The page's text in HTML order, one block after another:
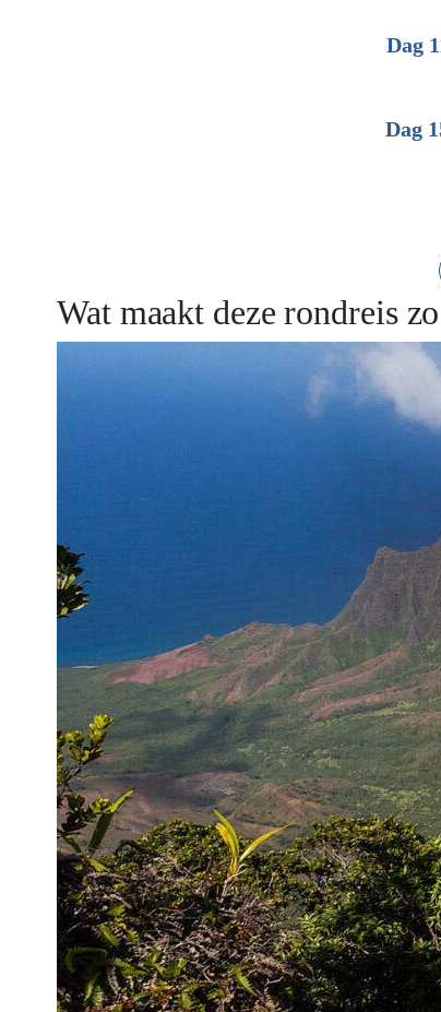
Dag
Dag
Wat maakt deze rondreis